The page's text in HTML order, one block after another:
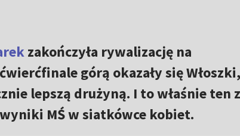
zakończyła rywalizację na
górą okazały się
lepszą drużyną. I to właśnie ten
MŚ w siatkówce kobiet.